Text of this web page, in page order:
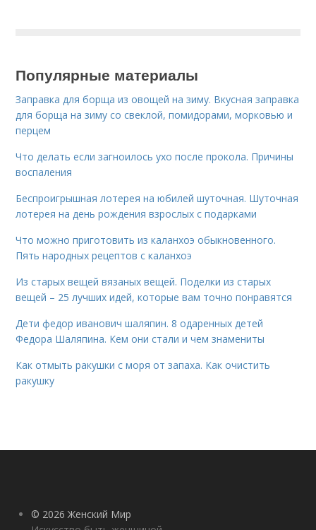
Популярные материалы
Заправка для борща из овощей на зиму. Вкусная заправка
для борща на зиму со свеклой, помидорами, морковью и
перцем
Что делать если загноилось ухо после прокола. Причины
воспаления
Беспроигрышная лотерея на юбилей шуточная. Шуточная
лотерея на день рождения взрослых с подарками
Что можно приготовить из каланхоэ обыкновенного.
Пять народных рецептов с каланхоэ
Из старых вещей вязаных вещей. Поделки из старых
вещей – 25 лучших идей, которые вам точно понравятся
Дети федор иванович шаляпин. 8 одаренных детей
Федора Шаляпина. Кем они стали и чем знамениты
Как отмыть ракушки с моря от запаха. Как очистить
ракушку
© 2026 Женский Мир